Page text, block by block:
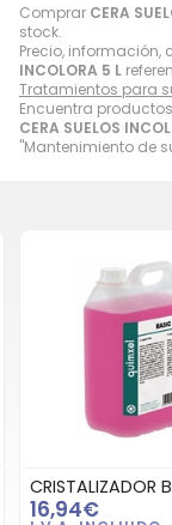
Comprar CERA
stock.
Precio,
INCOLORA 5 L
Tratamientos para
Encuentra
CERA SUELOS
"Mantenimiento de
BASIC